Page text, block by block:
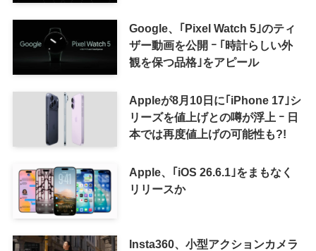
来の｢収益分配｣は廃止
Google、｢Pixel Watch 5｣のティ
ザー動画を公開 ｰ ｢時計らしい外
観を保つ品格｣をアピール
Appleが8月10日に｢iPhone 17｣シ
リーズを値上げとの噂が浮上 ｰ 日
本では再度値上げの可能性も?!
Apple、｢iOS 26.6.1｣をまもなく
リリースか
Insta360、小型アクションカメラ